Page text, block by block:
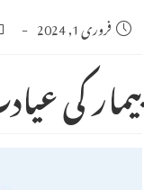
Post
published:
فروری 1, 2024
بیمار کی